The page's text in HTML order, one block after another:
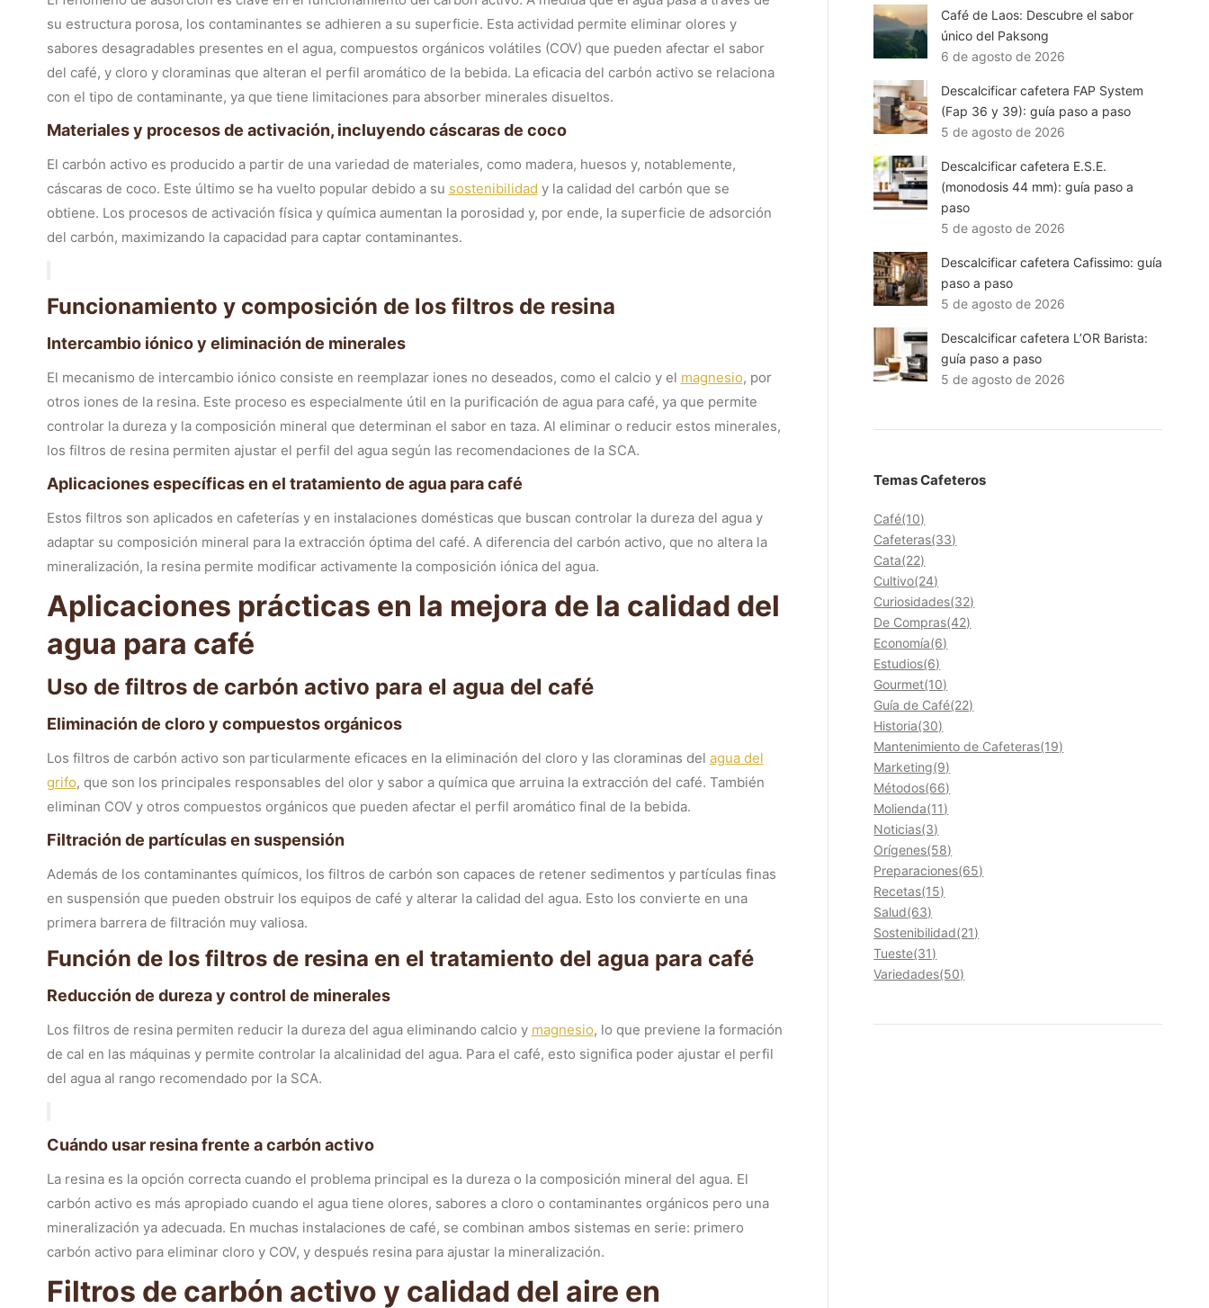
su estructura porosa, los contaminantes se adhieren a su superficie. Esta actividad permite eliminar olores y
sabores desagradables presentes en el agua, compuestos orgánicos volátiles (COV) que pueden afectar el sabor
del café, y cloro y cloraminas que alteran el perfil aromático de la bebida. La eficacia del carbón activo se relaciona
con el tipo de contaminante, ya que tiene limitaciones para absorber minerales disueltos.
Materiales y procesos de activación, incluyendo cáscaras de coco
El carbón activo es producido a partir de una variedad de materiales, como madera, huesos y, notablemente,
cáscaras de coco. Este último se ha vuelto popular debido a su sostenibilidad y la calidad del carbón que se
obtiene. Los procesos de activación física y química aumentan la porosidad y, por ende, la superficie de adsorción
del carbón, maximizando la capacidad para captar contaminantes.
Funcionamiento y composición de los filtros de resina
Intercambio iónico y eliminación de minerales
El mecanismo de intercambio iónico consiste en reemplazar iones no deseados, como el calcio y el magnesio, por
otros iones de la resina. Este proceso es especialmente útil en la purificación de agua para café, ya que permite
controlar la dureza y la composición mineral que determinan el sabor en taza. Al eliminar o reducir estos minerales,
los filtros de resina permiten ajustar el perfil del agua según las recomendaciones de la SCA.
Aplicaciones específicas en el tratamiento de agua para café
Estos filtros son aplicados en cafeterías y en instalaciones domésticas que buscan controlar la dureza del agua y
adaptar su composición mineral para la extracción óptima del café. A diferencia del carbón activo, que no altera la
mineralización, la resina permite modificar activamente la composición iónica del agua.
Aplicaciones prácticas en la mejora de la calidad del
agua para café
Uso de filtros de carbón activo para el agua del café
Eliminación de cloro y compuestos orgánicos
Los filtros de carbón activo son particularmente eficaces en la eliminación del cloro y las cloraminas del agua del
grifo, que son los principales responsables del olor y sabor a química que arruina la extracción del café. También
eliminan COV y otros compuestos orgánicos que pueden afectar el perfil aromático final de la bebida.
Filtración de partículas en suspensión
Además de los contaminantes químicos, los filtros de carbón son capaces de retener sedimentos y partículas finas
en suspensión que pueden obstruir los equipos de café y alterar la calidad del agua. Esto los convierte en una
primera barrera de filtración muy valiosa.
Función de los filtros de resina en el tratamiento del agua para café
Reducción de dureza y control de minerales
Los filtros de resina permiten reducir la dureza del agua eliminando calcio y magnesio, lo que previene la formación
de cal en las máquinas y permite controlar la alcalinidad del agua. Para el café, esto significa poder ajustar el perfil
del agua al rango recomendado por la SCA.
Cuándo usar resina frente a carbón activo
La resina es la opción correcta cuando el problema principal es la dureza o la composición mineral del agua. El
carbón activo es más apropiado cuando el agua tiene olores, sabores a cloro o contaminantes orgánicos pero una
mineralización ya adecuada. En muchas instalaciones de café, se combinan ambos sistemas en serie: primero
carbón activo para eliminar cloro y COV, y después resina para ajustar la mineralización.
Filtros de carbón activo y calidad del aire en
Café de Laos: Descubre el sabor
único del Paksong
6 de agosto de 2026
Descalcificar cafetera FAP System
(Fap 36 y 39): guía paso a paso
5 de agosto de 2026
Descalcificar cafetera E.S.E.
(monodosis 44 mm): guía paso a
paso
5 de agosto de 2026
Descalcificar cafetera Cafissimo: guía
paso a paso
5 de agosto de 2026
Descalcificar cafetera L’OR Barista:
guía paso a paso
5 de agosto de 2026
Temas Cafeteros
Café(10)
Cafeteras(33)
Cata(22)
Cultivo(24)
Curiosidades(32)
De Compras(42)
Economía(6)
Estudios(6)
Gourmet(10)
Guía de Café(22)
Historia(30)
Mantenimiento de Cafeteras(19)
Marketing(9)
Métodos(66)
Molienda(11)
Noticias(3)
Orígenes(58)
Preparaciones(65)
Recetas(15)
Salud(63)
Sostenibilidad(21)
Tueste(31)
Variedades(50)